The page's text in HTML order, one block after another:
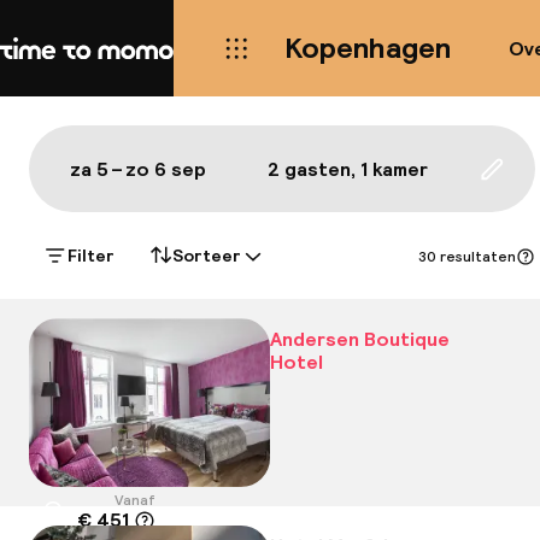
Home Kopenhagen
Kaart Kopenhagen: de beste
Toon op de kaart:
za 5 – zo 6 sep 2 gasten, 1 kamer
Filter Sorteer 30 resultaten
Andersen Boutique
Hotel
Locatie
Vanaf
€ 451